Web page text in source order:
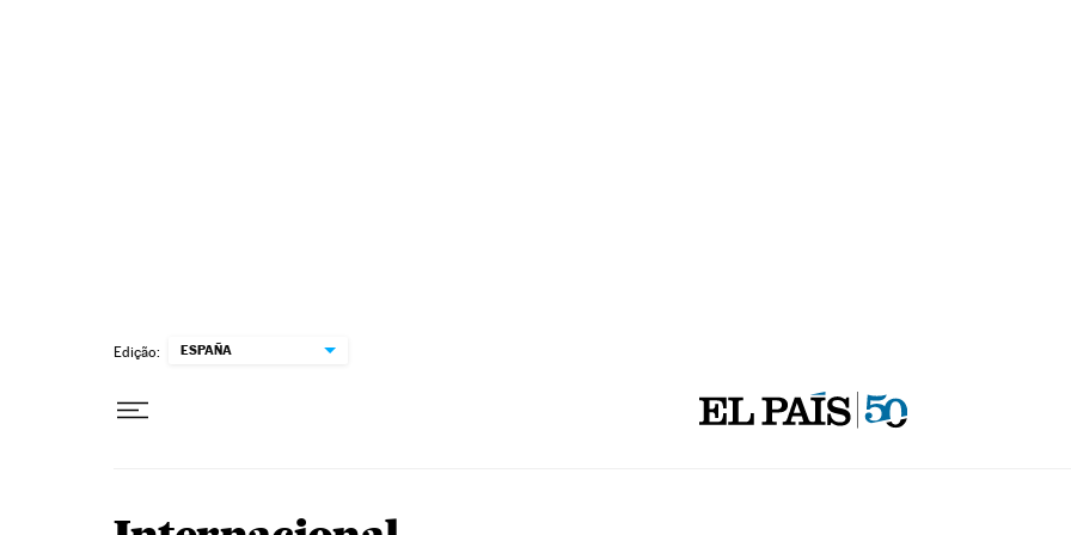
Edição: ESPAÑA